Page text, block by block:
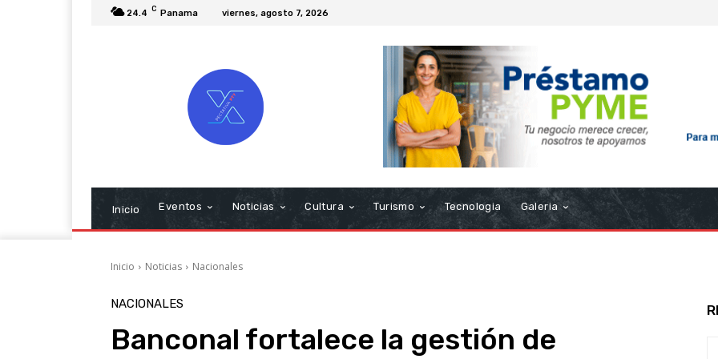
24.4 C Panama viernes, agosto 7, 2026
Inicio Eventos Noticias Cultura Turismo Tecnologia Galeria
Inicio Noticias Nacionales
NACIONALES
Banconal fortalece la gestión de